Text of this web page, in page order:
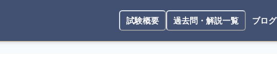
試験概要 過去問・解説一覧 ブログ